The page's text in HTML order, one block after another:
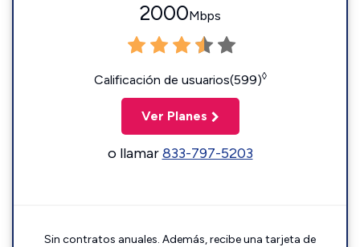
2000Mbps
Calificación de usuarios(599)◊
Ver Planes
o llamar833-797-5203
Sin contratos anuales. Además, recibe una tarjeta de